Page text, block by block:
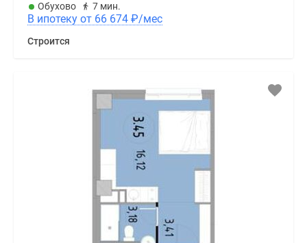
Обухово
7 мин.
В ипотеку от 66 674 ₽/мес
Строится